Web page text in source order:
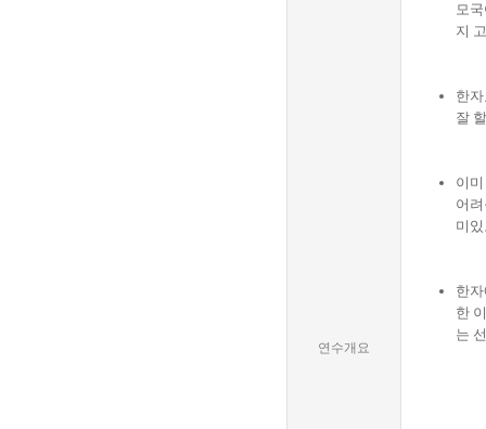
연수개요
모
지
한
잘
이
어
미
한
한
는